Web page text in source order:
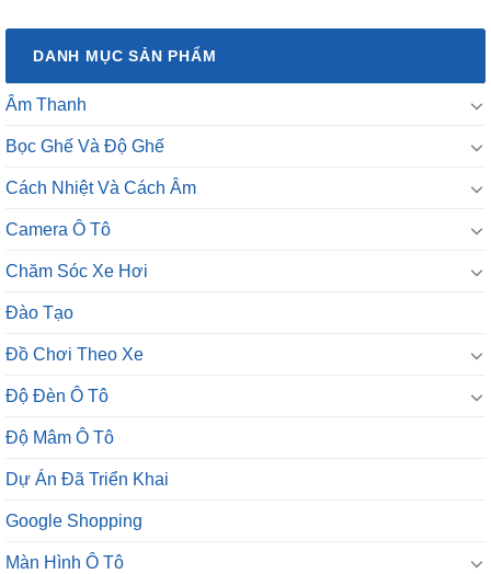
DANH MỤC SẢN PHẨM
Âm Thanh
Bọc Ghế Và Độ Ghế
Cách Nhiệt Và Cách Âm
Camera Ô Tô
Chăm Sóc Xe Hơi
Đào Tạo
Đồ Chơi Theo Xe
Độ Đèn Ô Tô
Độ Mâm Ô Tô
Dự Án Đã Triển Khai
Google Shopping
Màn Hình Ô Tô